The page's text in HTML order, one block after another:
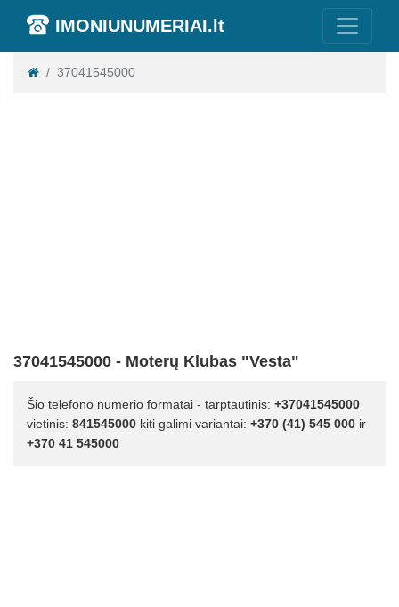
IMONIUNUMERIAI.lt
37041545000
37041545000 - Moterų Klubas "Vesta"
Šio telefono numerio formatai - tarptautinis: +37041545000
vietinis: 841545000 kiti galimi variantai: +370 (41) 545 000 ir
+370 41 545000